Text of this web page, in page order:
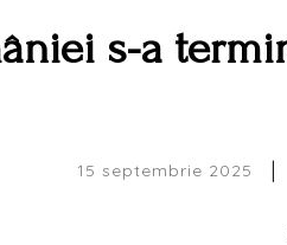
s-a
15 septembrie 2025 |